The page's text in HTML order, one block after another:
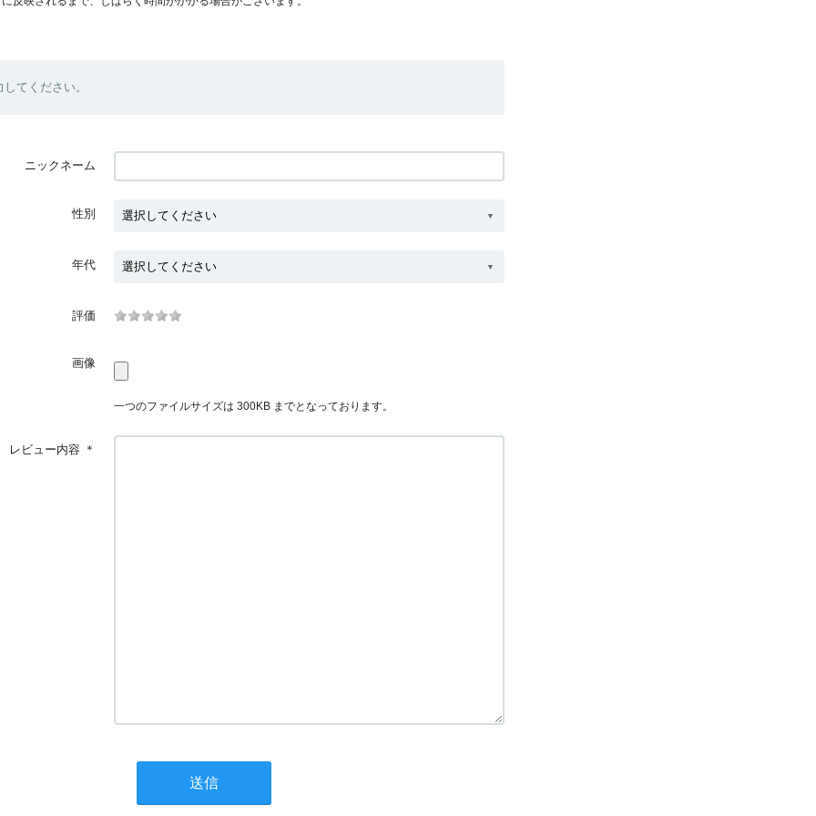
てください。
ニックネーム
性別
年代
評価
画像
一つのファイルサイズは 300KB までとなっております。
レビュー内容 ＊